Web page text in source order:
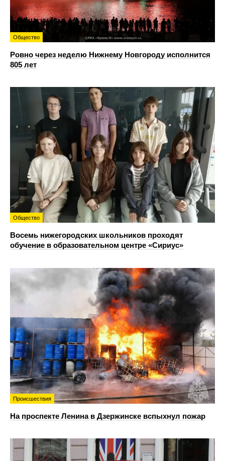
Общество
Ровно через неделю Нижнему Новгороду исполнится
805 лет
Общество
Восемь нижегородских школьников проходят
обучение в образовательном центре «Сириус»
Происшествия
На проспекте Ленина в Дзержинске вспыхнул пожар